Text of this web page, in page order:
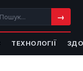
→
ТЕХНОЛОГІЇ